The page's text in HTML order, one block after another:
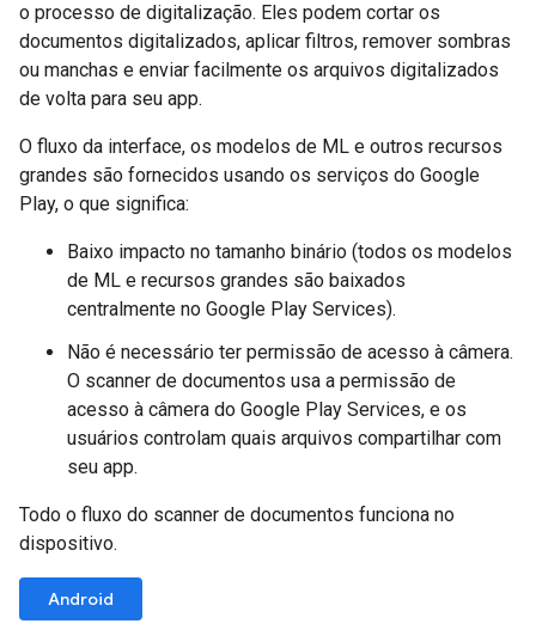
o processo de digitalização. Eles podem cortar os
documentos digitalizados, aplicar filtros, remover sombras
ou manchas e enviar facilmente os arquivos digitalizados
de volta para seu app.
O fluxo da interface, os modelos de ML e outros recursos
grandes são fornecidos usando os serviços do Google
Play, o que significa:
Baixo impacto no tamanho binário (todos os modelos
de ML e recursos grandes são baixados
centralmente no Google Play Services).
Não é necessário ter permissão de acesso à câmera.
O scanner de documentos usa a permissão de
acesso à câmera do Google Play Services, e os
usuários controlam quais arquivos compartilhar com
seu app.
Todo o fluxo do scanner de documentos funciona no
dispositivo.
Android